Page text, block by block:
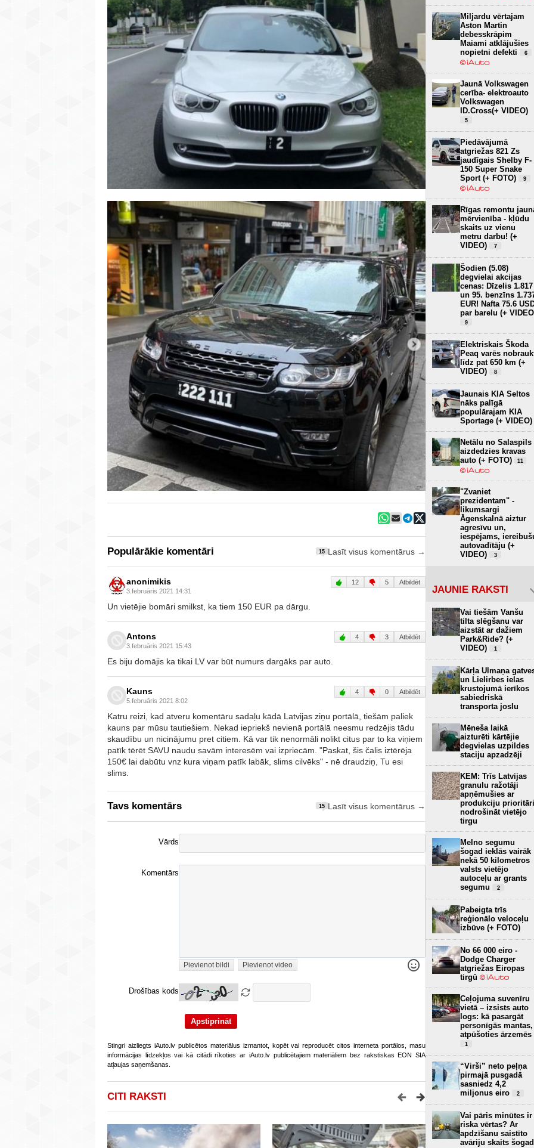
Populārākie komentāri 15 Lasīt visus komentārus →
anonimikis
3.februāris 2021 14:31
12 5 Atbildēt
Un vietējie bomāri smilkst, ka tiem 150 EUR pa dārgu.
Antons
3.februāris 2021 15:43
4 3 Atbildēt
Es biju domājis ka tikai LV var būt numurs dargāks par auto.
Kauns
5.februāris 2021 8:02
4 0 Atbildēt
Katru reizi, kad atveru komentāru sadaļu kādā Latvijas ziņu portālā, tiešām paliek
kauns par mūsu tautiešiem. Nekad iepriekš nevienā portālā neesmu redzējis tādu
skaudību un nicinājumu pret citiem. Kā var tik nenormāli nolikt citus par to ka viņiem
patīk tērēt SAVU naudu savām interesēm vai izpriecām. "Paskat, šis čalis iztērēja
150€ lai dabūtu vnz kura viņam patīk labāk, slims cilvēks" - nē draudziņ, Tu esi
slims.
Tavs komentārs 15 Lasīt visus komentārus →
Vārds
Komentārs
Pievienot bildi Pievienot video
Drošības kods
Stingri aizliegts iAuto.lv publicētos materiālus izmantot, kopēt vai reproducēt citos interneta portālos, masu
informācijas līdzekļos vai kā citādi rīkoties ar iAuto.lv publicētajiem materiāliem bez rakstiskas EON SIA
atļaujas saņemšanas.
CITI RAKSTI
Miljardu vērtajam
Aston Martin
debesskrāpim
Maiami atklājušies
nopietni defekti
6
Jaunā Volkswagen
cerība- elektroauto
Volkswagen
ID.Cross(+ VIDEO)
5
Piedāvājumā
atgriežas 821 Zs
jaudīgais Shelby F-
150 Super Snake
Sport (+ FOTO)
9
Rīgas remontu
mērvienība - kļūdu
skaits uz vienu
metru darbu! (+
VIDEO)
7
Šodien (5.08)
degvielai akcijas
cenas: Dīzelis 1.817
un 95. benzīns
EUR! Nafta 75.6
par barelu (+
9
Elektriskais Škoda
Peaq varēs
līdz pat 650 km (+
VIDEO)
8
Jaunais KIA Seltos
nāks palīgā
populārajam KIA
Sportage (+ VIDEO)
Netālu no Salaspils
aizdedzies kravas
auto (+ FOTO)
11
"Zvaniet
prezidentam" -
likumsargi
Āgenskalnā aiztur
agresīvu un,
iespējams,
autovadītāju (+
VIDEO)
3
JAUNIE RAKSTI
Vai tiešām Vanšu
tilta slēgšanu var
aizstāt ar dažiem
Park&Ride? (+
VIDEO)
1
Kārļa Ulmaņa
un Lielirbes ielas
krustojumā ierīkos
sabiedriskā
transporta joslu
Mēneša laikā
aizturēti kārtējie
degvielas uzpildes
staciju apzadzēji
KEM: Trīs Latvijas
granulu ražotāji
apņēmušies ar
produkciju prioritāri
nodrošināt vietējo
tirgu
Melno segumu
šogad ieklās vairāk
nekā 50 kilometros
valsts vietējo
autoceļu ar grants
segumu
2
Pabeigta trīs
reģionālo veloceļu
izbūve (+ FOTO)
No 66 000 eiro -
Dodge Charger
atgriežas Eiropas
tirgū
Ceļojuma suvenīru
vietā – izsists auto
logs: kā pasargāt
personīgās mantas,
atpūšoties ārzemēs
1
“Virši” neto peļņa
pirmajā pusgadā
sasniedz 4,2
miljonus eiro
2
Vai pāris minūtes ir
riska vērtas? Ar
apdzīšanu saistīto
avāriju skaits šogad